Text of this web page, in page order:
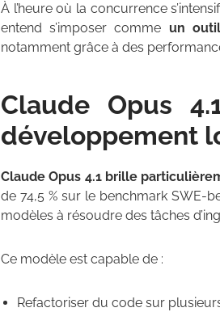
À l’heure où la concurrence
entend s’imposer comme un
notamment grâce à des
Claude Opus
développement
Claude Opus 4.1 brille
de 74,5 % sur le benchmark SWE-
modèles à résoudre des tâches
Ce modèle est capable de :
Refactoriser du code sur